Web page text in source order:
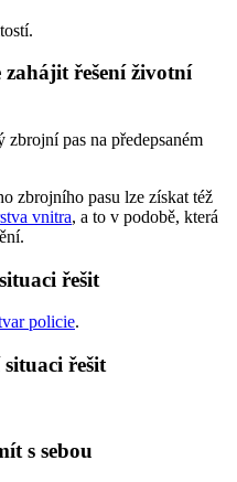
zahájit řešení životní
zbrojní pas na předepsaném
zbrojního pasu lze získat též
vnitra, a to v podobě, která
řešit
policie.
řešit
s sebou